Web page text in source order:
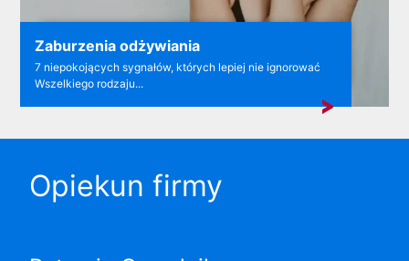
Zaburzenia odżywiania
7 niepokojących sygnałów, których lepiej nie ignorować
Wszelkiego rodzaju...
Opiekun firmy